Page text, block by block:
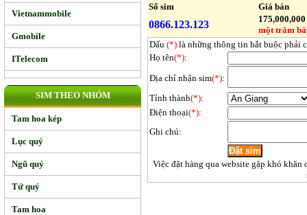
Vietnammobile
Gmobile
ITelecom
SIM THEO NHÓM
Tam hoa kép
Lục quý
Ngũ quý
Tứ quý
Tam hoa
Số sim
Giá bán
0866.123.123
một trăm
Dấu (*) là những thông tin bắt buộc phải
Họ tên(*):
Địa chỉ nhận sim(*):
Tỉnh thành(*):
Điện thoại(*):
Ghi chú:
Việc đặt hàng qua website gặp khó